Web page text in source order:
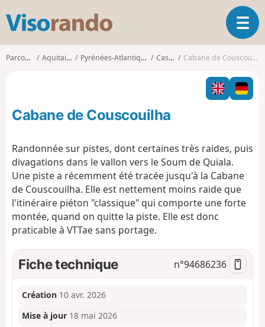
s
o
o
O
u
i
r
l
v
g
t
Parcours Aquitaine Pyrénées-Atlantiques Castet Cabane de Couscouilha
Cabane de Couscouilha
Randonnée sur pistes, dont certaines très raides, puis
divagations dans le vallon vers le Soum de Quiala.
Une piste a récemment été tracée jusqu'à la Cabane
de Couscouilha. Elle est nettement moins raide que
l'itinéraire piéton "classique" qui comporte une forte
montée, quand on quitte la piste. Elle est donc
praticable à VTTae sans portage.
Fiche technique n°94686236
Création 10 avr. 2026
Mise à jour 18 mai 2026